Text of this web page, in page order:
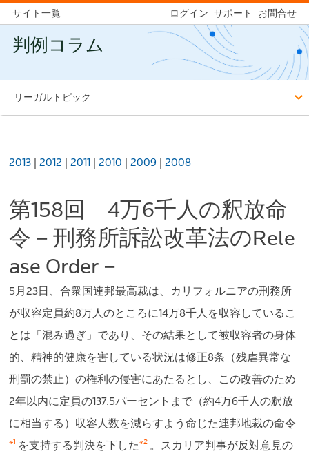
サイト一覧 ログイン サポート お問合せ
判例コラム
リーガルトピック
2013 |2012 |2011 |2010 |2009 |2008
第158回 4万6千人の釈放命
令－刑務所訴訟改革法のRele
ase Order－
5月23日、合衆国連邦最高裁は、カリフォルニアの刑務所
が収容定員約8万人のところに14万8千人を収容しているこ
とは「混み過ぎ」であり、その結果として被収容者の身体
的、精神的健康を害している状況は修正8条（残虐異常な
刑罰の禁止）の権利の侵害にあたるとし、この改善のため
2年以内に定員の137.5パーセントまで（約4万6千人の釈放
に相当する）収容人数を減らすよう命じた連邦地裁の命令
※1 を支持する判決を下した※2 。スカリア判事が反対意見の